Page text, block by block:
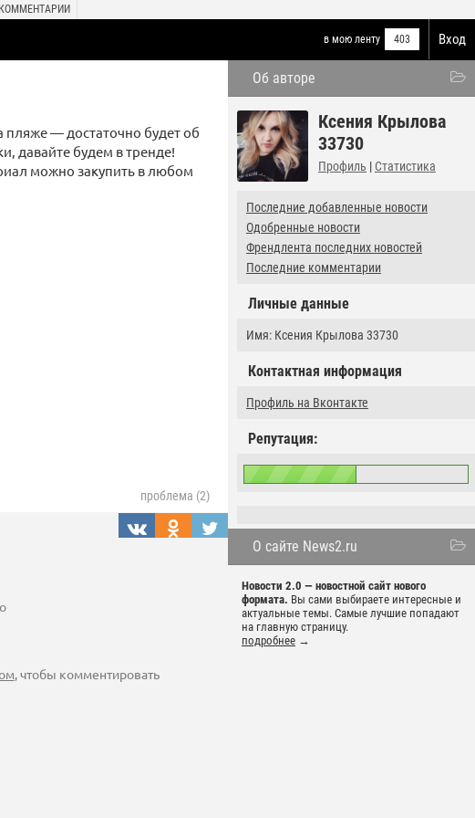
КОММЕНТАРИИ
Вход
в мою ленту 403
Об авторе
Ксения Крылова
33730
Профиль | Статистика
Последние добавленные новости
Одобренные новости
Френдлента последних новостей
Последние комментарии
Личные данные
Имя: Ксения Крылова 33730
Контактная информация
Профиль на Вконтакте
Репутация:
О сайте News2.ru
Новости 2.0 — новостной сайт нового
формата. Вы сами выбираете интересные и
актуальные темы. Самые лучшие попадают
на главную страницу.
подробнее →
— достаточно будет об
давайте будем в тренде!
можно закупить в любом
проблема (2)
, чтобы комментировать